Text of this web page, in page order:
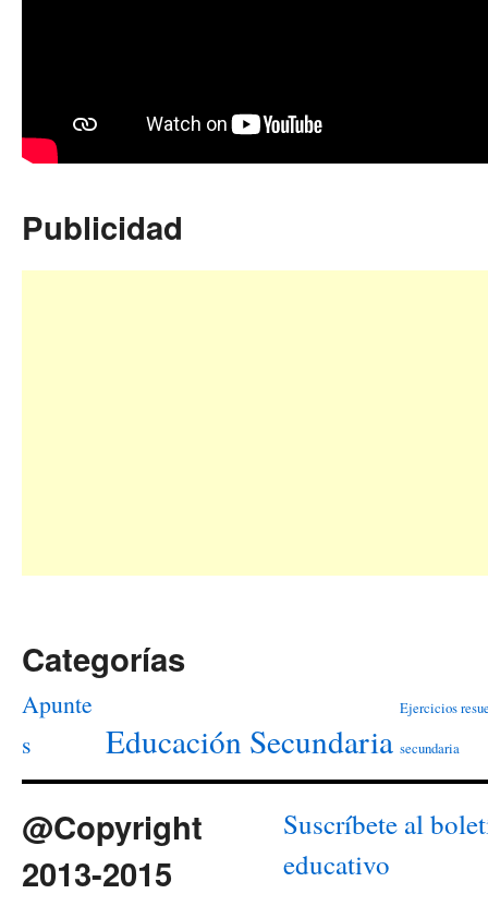
Publicidad
Categorías
Apunte
s
Educación Secundaria
Ejercicios
secundaria
@Copyright
2013-2015
Suscríbete al
educativo